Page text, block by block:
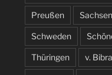
Preußen Sachsen
Schweden
Thüringen v. Bibra